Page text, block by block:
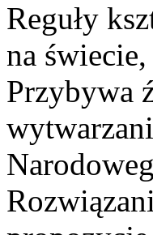
Reguły
na
Przybywa